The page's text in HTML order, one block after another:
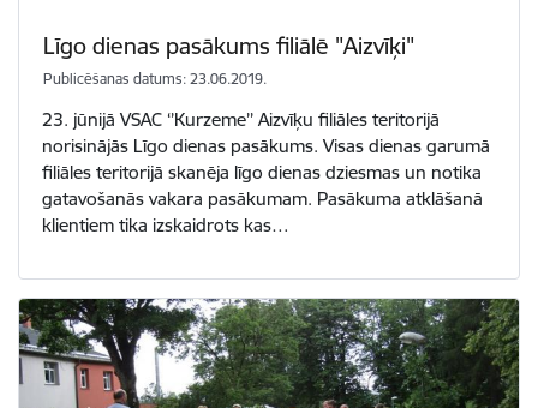
Līgo dienas pasākums filiālē "Aizvīķi"
Publicēšanas datums: 23.06.2019.
23. jūnijā VSAC ‘’Kurzeme’’ Aizvīķu filiāles teritorijā
norisinājās Līgo dienas pasākums. Visas dienas garumā
filiāles teritorijā skanēja līgo dienas dziesmas un notika
gatavošanās vakara pasākumam. Pasākuma atklāšanā
klientiem tika izskaidrots kas…